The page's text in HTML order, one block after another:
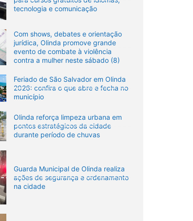
tecnologia e comunicação
Com shows, debates e orientação
jurídica, Olinda promove grande
evento de combate à violência
contra a mulher neste sábado (8)
Feriado de São Salvador em Olinda
2026: confira o que abre e fecha no
município
Olinda reforça limpeza urbana em
pontos estratégicos da cidade
durante período de chuvas
Guarda Municipal de Olinda realiza
ações de segurança e ordenamento
na cidade